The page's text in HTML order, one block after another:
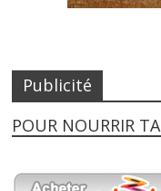
Publicité
POUR NOURRIR